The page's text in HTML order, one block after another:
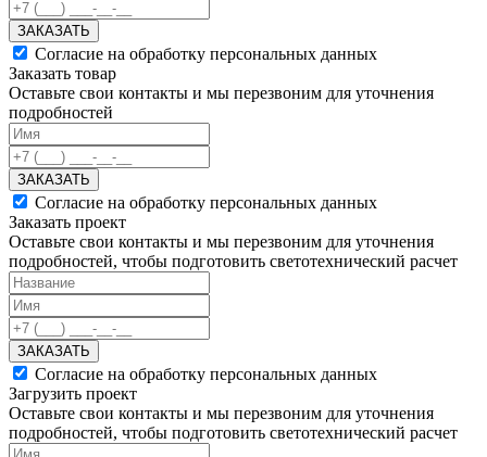
ЗАКАЗАТЬ
Согласие на обработку персональных данных
Заказать товар
Оставьте свои контакты и мы перезвоним для уточнения
подробностей
ЗАКАЗАТЬ
Согласие на обработку персональных данных
Заказать проект
Оставьте свои контакты и мы перезвоним для уточнения
подробностей, чтобы подготовить светотехнический расчет
ЗАКАЗАТЬ
Согласие на обработку персональных данных
Загрузить проект
Оставьте свои контакты и мы перезвоним для уточнения
подробностей, чтобы подготовить светотехнический расчет